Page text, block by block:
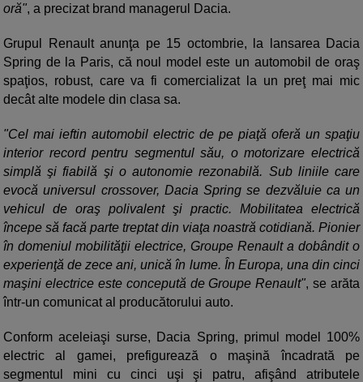
oră", a precizat brand managerul Dacia.
Grupul Renault anunţa pe 15 octombrie, la lansarea Dacia
Spring de la Paris, că noul model este un automobil de oraş
spaţios, robust, care va fi comercializat la un preţ mai mic
decât alte modele din clasa sa.
"Cel mai ieftin automobil electric de pe piaţă oferă un spaţiu
interior record pentru segmentul său, o motorizare electrică
simplă şi fiabilă şi o autonomie rezonabilă. Sub liniile care
evocă universul crossover, Dacia Spring se dezvăluie ca un
vehicul de oraş polivalent şi practic. Mobilitatea electrică
începe să facă parte treptat din viaţa noastră cotidiană. Pionier
în domeniul mobilităţii electrice, Groupe Renault a dobândit o
experienţă de zece ani, unică în lume. În Europa, una din cinci
maşini electrice este concepută de Groupe Renault", se arăta
într-un comunicat al producătorului auto.
Conform aceleiaşi surse, Dacia Spring, primul model 100%
electric al gamei, prefigurează o maşină încadrată pe
segmentul mini cu cinci uşi şi patru, afişând atributele